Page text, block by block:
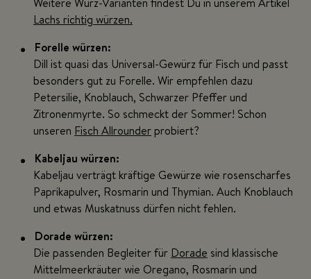
Lachs richtig würzen.
Forelle würzen:
Dill ist quasi das Universal-Gewürz für Fisch und passt
besonders gut zu Forelle. Wir empfehlen dazu
Petersilie, Knoblauch, Schwarzer Pfeffer und
Zitronenmyrte. So schmeckt der Sommer! Schon
unseren Fisch Allrounder probiert?
Kabeljau würzen:
Kabeljau verträgt kräftige Gewürze wie rosenscharfes
Paprikapulver, Rosmarin und Thymian. Auch Knoblauch
und etwas Muskatnuss dürfen nicht fehlen.
Dorade würzen:
Die passenden Begleiter für Dorade sind klassische
Mittelmeerkräuter wie Oregano, Rosmarin und